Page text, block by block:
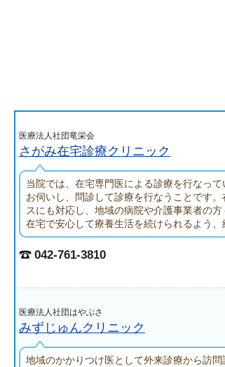
医療法人社団竜栄会
さがみ在宅診療クリニック
当院では、在宅専門医による診療を行なっ
お伺いし、問診して診療を行なうことです
スにも対応し、地域の病院や介護事業者の
在宅で安心して療養生活を続けられるよう、
042-761-3810
医療法人社団はやぶさ
みずじゅんクリニック
地域のかかりつけ医として外来診療から訪